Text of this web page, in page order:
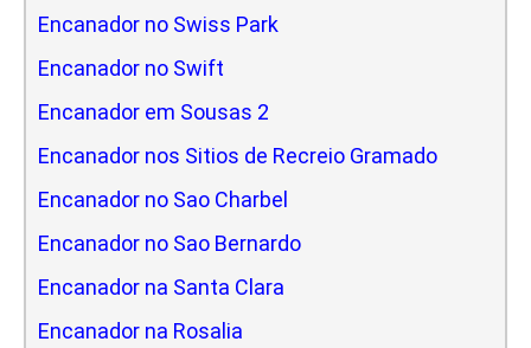
Encanador no Swiss Park
Encanador no Swift
Encanador em Sousas 2
Encanador nos Sitios de Recreio Gramado
Encanador no Sao Charbel
Encanador no Sao Bernardo
Encanador na Santa Clara
Encanador na Rosalia